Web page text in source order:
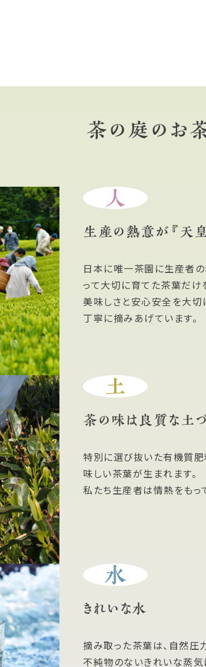
茶の庭のお茶
人
生産の熱意が『天
日本に唯一茶園に生産者
って大切に育てた茶葉だけ
美味しさと安心安全を大切
丁寧に摘みあげています。
土
茶の味は良質な土づ
特別に選び抜いた有機質肥
味しい茶葉が生まれます。
私たち生産者は情熱をもっ
水
きれいな水
摘み取った茶葉は、自然圧
不純物のないきれいな蒸気